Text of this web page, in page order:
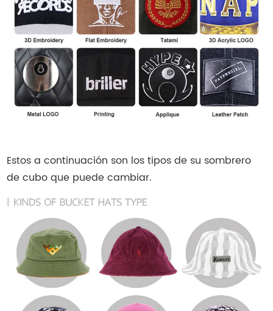
Estos a continuación son los tipos de su sombrero
de cubo que puede cambiar.